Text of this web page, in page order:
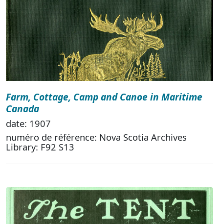
Farm, Cottage, Camp and Canoe in Maritime
Canada
date: 1907
numéro de référence: Nova Scotia Archives
Library: F92 S13